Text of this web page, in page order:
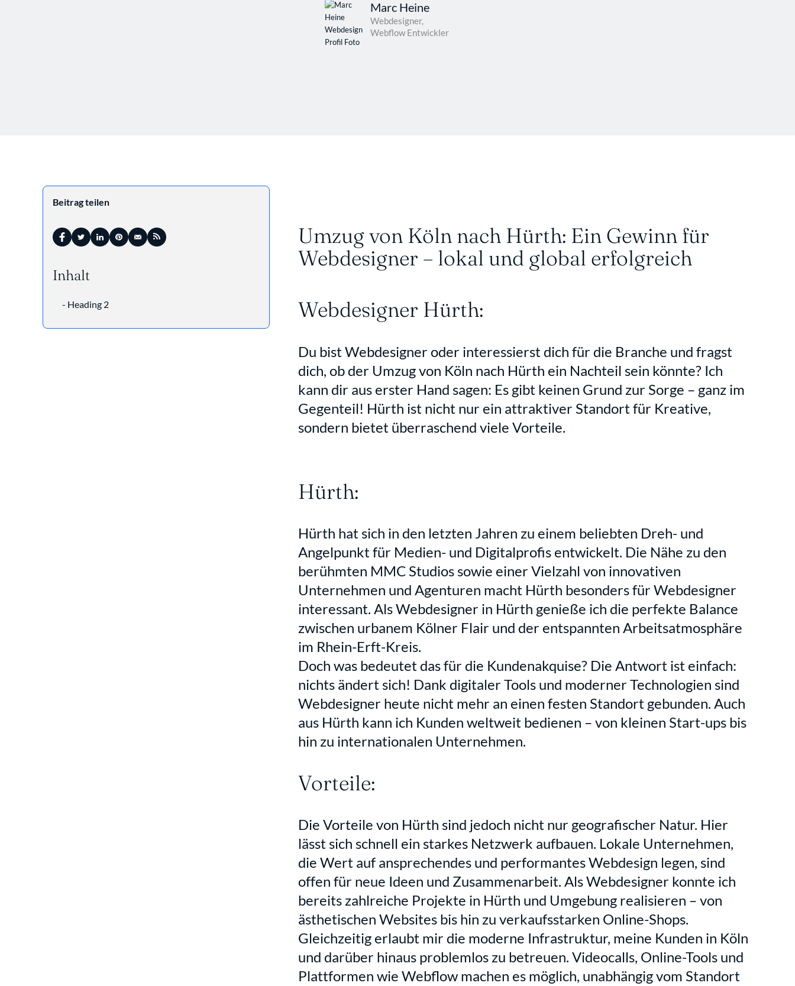
Marc Heine
Webdesigner,
Webflow Entwickler
Beitrag teilen
Inhalt
- Heading 2
Umzug von Köln nach Hürth: Ein Gewinn für
Webdesigner – lokal und global erfolgreich
Webdesigner Hürth:
Du bist Webdesigner oder interessierst dich für die Branche und fragst
dich, ob der Umzug von Köln nach Hürth ein Nachteil sein könnte? Ich
kann dir aus erster Hand sagen: Es gibt keinen Grund zur Sorge – ganz im
Gegenteil! Hürth ist nicht nur ein attraktiver Standort für Kreative,
sondern bietet überraschend viele Vorteile.
Hürth:
Hürth hat sich in den letzten Jahren zu einem beliebten Dreh- und
Angelpunkt für Medien- und Digitalprofis entwickelt. Die Nähe zu den
berühmten MMC Studios sowie einer Vielzahl von innovativen
Unternehmen und Agenturen macht Hürth besonders für Webdesigner
interessant. Als Webdesigner in Hürth genieße ich die perfekte Balance
zwischen urbanem Kölner Flair und der entspannten Arbeitsatmosphäre
im Rhein-Erft-Kreis.
Doch was bedeutet das für die Kundenakquise? Die Antwort ist einfach:
nichts ändert sich! Dank digitaler Tools und moderner Technologien sind
Webdesigner heute nicht mehr an einen festen Standort gebunden. Auch
aus Hürth kann ich Kunden weltweit bedienen – von kleinen Start-ups bis
hin zu internationalen Unternehmen.
Vorteile:
Die Vorteile von Hürth sind jedoch nicht nur geografischer Natur. Hier
lässt sich schnell ein starkes Netzwerk aufbauen. Lokale Unternehmen,
die Wert auf ansprechendes und performantes Webdesign legen, sind
offen für neue Ideen und Zusammenarbeit. Als Webdesigner konnte ich
bereits zahlreiche Projekte in Hürth und Umgebung realisieren – von
ästhetischen Websites bis hin zu verkaufsstarken Online-Shops.
Gleichzeitig erlaubt mir die moderne Infrastruktur, meine Kunden in Köln
und darüber hinaus problemlos zu betreuen. Videocalls, Online-Tools und
Plattformen wie Webflow machen es möglich, unabhängig vom Standort